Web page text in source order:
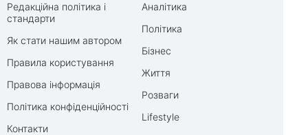
Редакційна політика і
стандарти
Як стати нашим автором
Правила користування
Правова інформація
Політика конфіденційності
Контакти
Аналітика
Політика
Бізнес
Життя
Розваги
Lifestyle